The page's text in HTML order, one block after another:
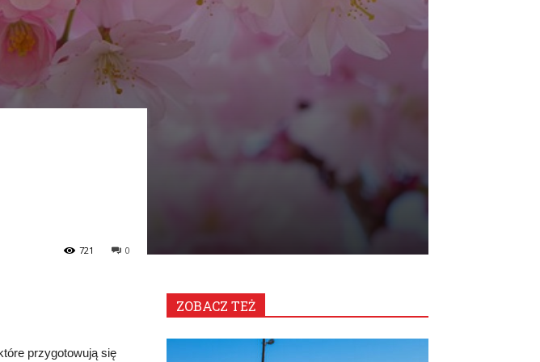
0
721
przygotowują się
ZOBACZ TEŻ